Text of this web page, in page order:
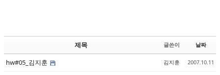
제목 글쓴이 날짜
hw#05_김지훈 김지훈 2007.10.11